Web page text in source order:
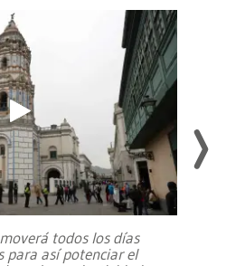
todos los días
para así potenciar el